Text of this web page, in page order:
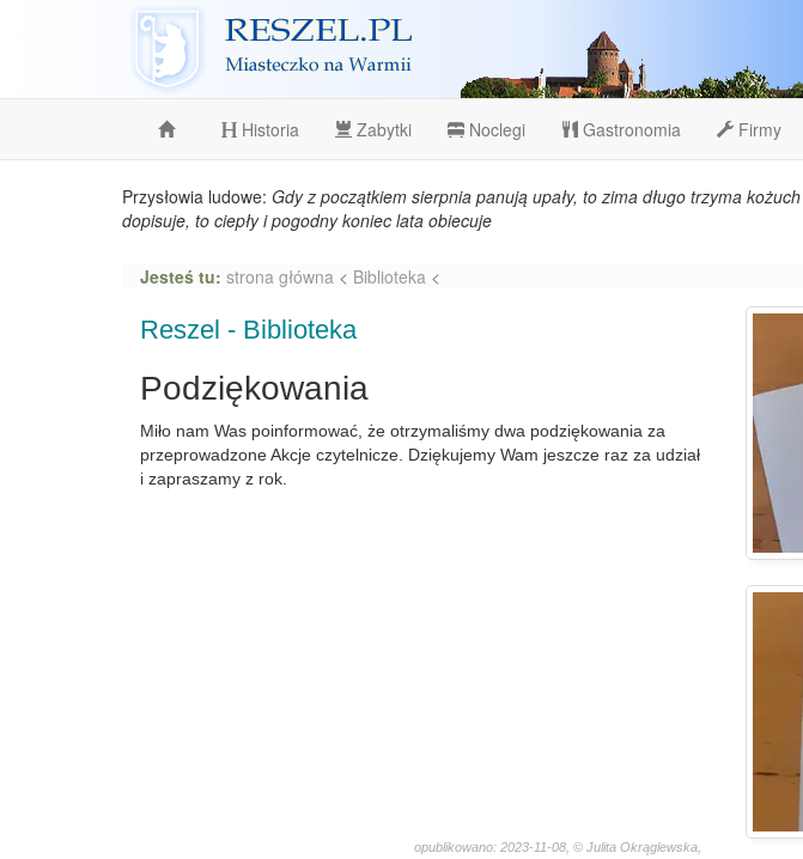
Reszel
Historia Zabytki Noclegi Gastronomia Firmy
Przysłowia ludowe: Gdy z początkiem sierpnia panują upały, to zima długo trzyma
dopisuje, to ciepły i pogodny koniec lata obiecuje
Jesteś tu: strona główna < Biblioteka <
Reszel - Biblioteka
Podziękowania
Miło nam Was poinformować, że otrzymaliśmy dwa podziękowania za
przeprowadzone Akcje czytelnicze. Dziękujemy Wam jeszcze raz za udział
i zapraszamy z rok.
opublikowano: 2023-11-08, © Julita Okrąglewska,